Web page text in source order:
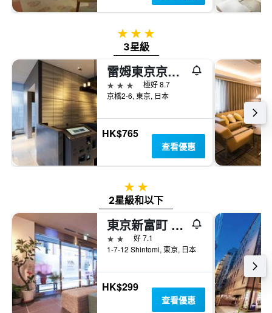
3星級
3星級
雷姆東京京橋飯店
3星級
極好 8.7
京橋2-6, 東京, 日本
HK$765
查看優惠
2星級
2星級和以下
東京新富町 Livemax 飯店
2星級
好 7.1
1-7-12 Shintomi, 東京, 日本
HK$299
查看優惠